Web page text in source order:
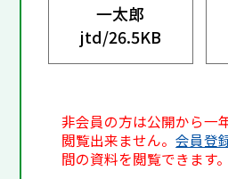
一太郎
jtd/26.5KB
非会員の方は公開から一
閲覧出来ません。会員登
間の資料を閲覧できます。